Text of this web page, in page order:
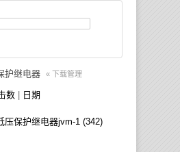
护继电器 « 下载管理
数 日期
压保护继电器jvm-1 (342)